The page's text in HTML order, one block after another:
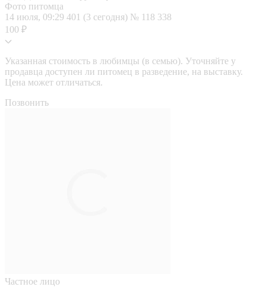
Фото питомца
14 июля, 09:29 401 (3 сегодня) № 118 338
100 ₽
Указанная стоимость в любимцы (в семью). Уточняйте у
продавца доступен ли питомец в разведение, на выставку.
Цена может отличаться.
Позвонить
Частное лицо